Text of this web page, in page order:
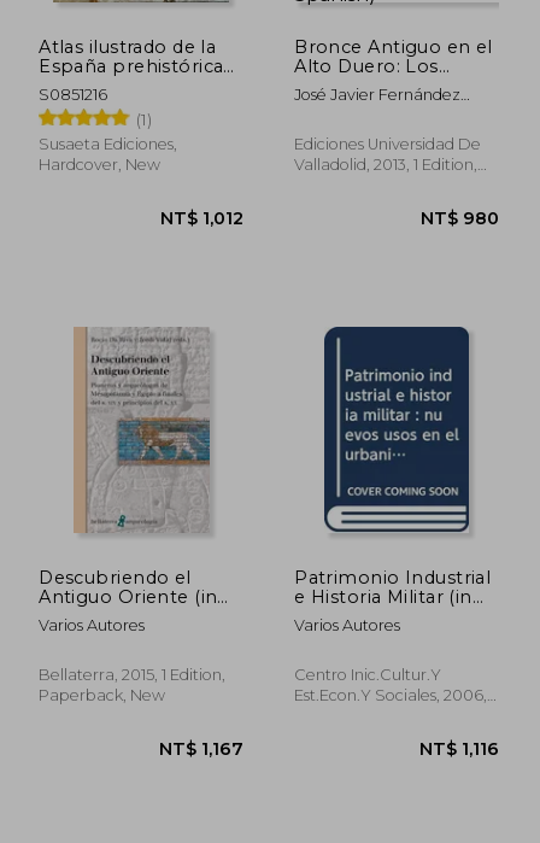
NT$ 666
Atlas ilustrado de la
España prehistórica
(in Spanish)
S0851216
(1)
Susaeta Ediciones,
Hardcover, New
Bronce Antiguo en el
Alto Duero: Los
Poblados del
Parpantique de
Torojones de
Morcuera (Soria) (in
José Javier Fernández
Ediciones Universidad De
Valladolid, 2013, 1 Edition,
Descubriendo el
Antiguo Oriente (in
Spanish)
Varios Autores
Bellaterra, 2015, 1 Edition,
Paperback, New
Patrimonio Industrial
e Historia Militar (in
Spanish)
Varios Autores
Centro Inic.Cultur.Y
Est.Econ.Y Sociales, 2006,